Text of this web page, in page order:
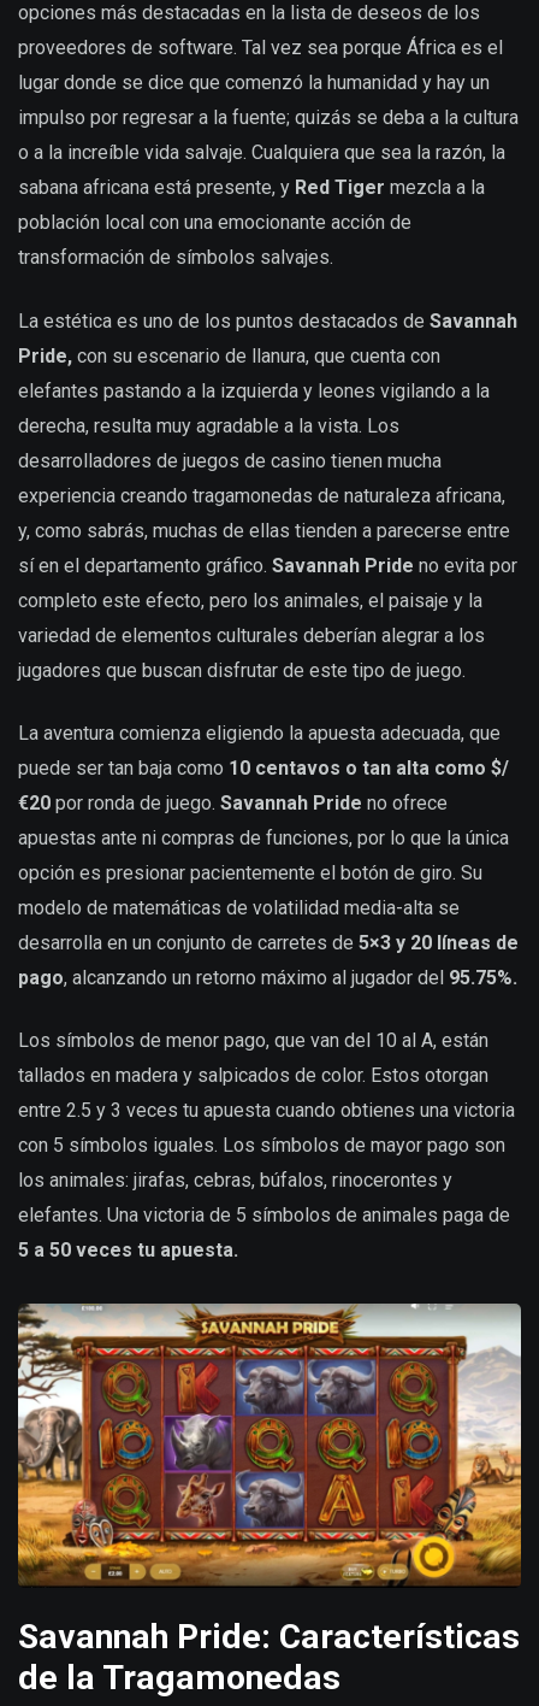
opciones más destacadas en la lista de deseos de los
proveedores de software. Tal vez sea porque África es el
lugar donde se dice que comenzó la humanidad y hay un
impulso por regresar a la fuente; quizás se deba a la cultura
o a la increíble vida salvaje. Cualquiera que sea la razón, la
sabana africana está presente, y Red Tiger mezcla a la
población local con una emocionante acción de
transformación de símbolos salvajes.
La estética es uno de los puntos destacados de Savannah
Pride, con su escenario de llanura, que cuenta con
elefantes pastando a la izquierda y leones vigilando a la
derecha, resulta muy agradable a la vista. Los
desarrolladores de juegos de casino tienen mucha
experiencia creando tragamonedas de naturaleza africana,
y, como sabrás, muchas de ellas tienden a parecerse entre
sí en el departamento gráfico. Savannah Pride no evita por
completo este efecto, pero los animales, el paisaje y la
variedad de elementos culturales deberían alegrar a los
jugadores que buscan disfrutar de este tipo de juego.
La aventura comienza eligiendo la apuesta adecuada, que
puede ser tan baja como 10 centavos o tan alta como $/
€20 por ronda de juego. Savannah Pride no ofrece
apuestas ante ni compras de funciones, por lo que la única
opción es presionar pacientemente el botón de giro. Su
modelo de matemáticas de volatilidad media-alta se
desarrolla en un conjunto de carretes de 5×3 y 20 líneas de
pago, alcanzando un retorno máximo al jugador del 95.75%.
Los símbolos de menor pago, que van del 10 al A, están
tallados en madera y salpicados de color. Estos otorgan
entre 2.5 y 3 veces tu apuesta cuando obtienes una victoria
con 5 símbolos iguales. Los símbolos de mayor pago son
los animales: jirafas, cebras, búfalos, rinocerontes y
elefantes. Una victoria de 5 símbolos de animales paga de
5 a 50 veces tu apuesta.
Savannah Pride: Características
de la Tragamonedas